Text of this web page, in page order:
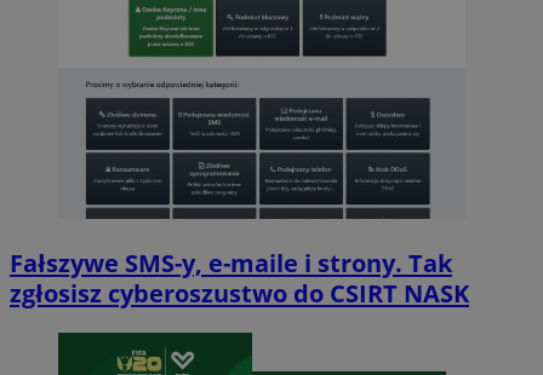
Fałszywe SMS-y, e-maile i strony. Tak
zgłosisz cyberoszustwo do CSIRT NASK